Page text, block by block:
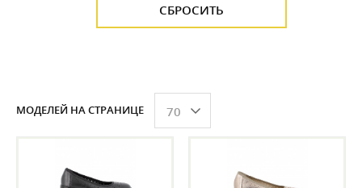
МОДЕЛЕЙ НА СТРАНИЦЕ 70